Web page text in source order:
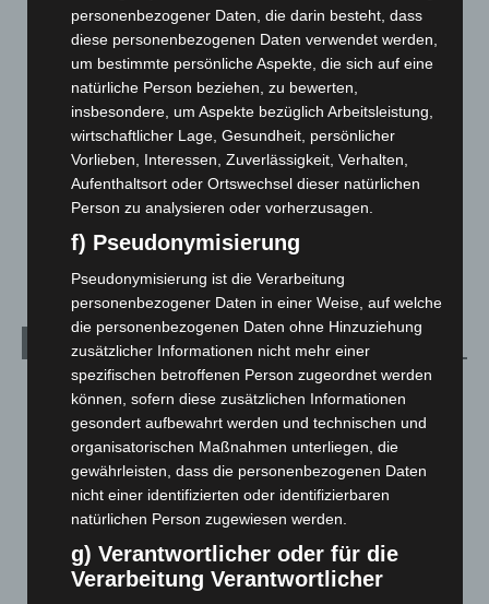
Corona-News
Hannover und Region
5.037
Langenhagen und Ortsteile
Leserbriefe
Menschen
Über uns
Archiv
August 2026
(12)
Juli 2026(73)
Juni 2026(139)
Mai 2026(99)
April 2026(99)
März 2026(115)
Februar 2026(109)
personenbezogener Daten, die darin besteht, dass
diese personenbezogenen Daten verwendet werden,
um bestimmte persönliche Aspekte, die sich auf eine
natürliche Person beziehen, zu bewerten,
insbesondere, um Aspekte bezüglich Arbeitsleistung,
wirtschaftlicher Lage, Gesundheit, persönlicher
Vorlieben, Interessen, Zuverlässigkeit, Verhalten,
Aufenthaltsort oder Ortswechsel dieser natürlichen
Person zu analysieren oder vorherzusagen.
f) Pseudonymisierung
Pseudonymisierung ist die Verarbeitung
personenbezogener Daten in einer Weise, auf welche
die personenbezogenen Daten ohne Hinzuziehung
zusätzlicher Informationen nicht mehr einer
spezifischen betroffenen Person zugeordnet werden
können, sofern diese zusätzlichen Informationen
gesondert aufbewahrt werden und technischen und
organisatorischen Maßnahmen unterliegen, die
gewährleisten, dass die personenbezogenen Daten
nicht einer identifizierten oder identifizierbaren
natürlichen Person zugewiesen werden.
g) Verantwortlicher oder für die
Verarbeitung Verantwortlicher